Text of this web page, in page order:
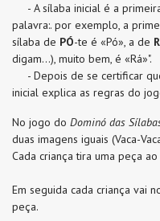
- A sílaba inicial é a
palavra:. por exemplo, a
sílaba de PÓ-te é «Pó», a de
digam…), muito bem, é «Rá»".
- Depois de se certificar
inicial explica as regras do
No jogo do Dominó das
duas imagens iguais (Vaca-
Cada criança tira uma peça
Em seguida cada criança vai
peça.